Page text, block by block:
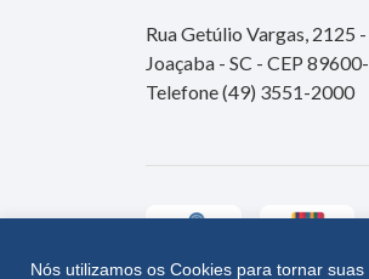
Nós utilizamos os Cookies para tornar
Rua Getúlio Vargas, 2125
Joaçaba - SC - CEP
Telefone (49) 3551-2000